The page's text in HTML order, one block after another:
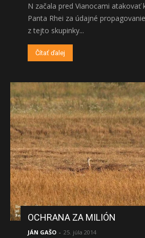
N začala pred Vianocami atakovať
Panta Rhei za údajné
z tejto skupinky...
Čítať ďalej
OCHRANA ZA MILIÓN
JÁN GAŠO - 25. júla 2014